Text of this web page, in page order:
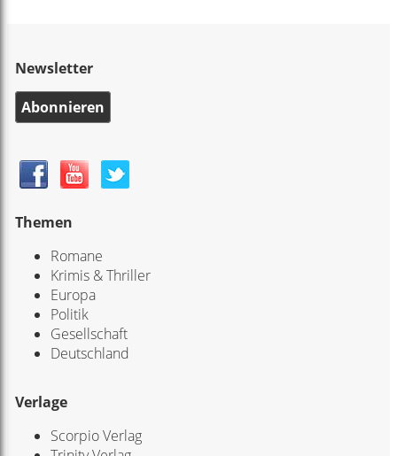
Newsletter
Abonnieren
Themen
Romane
Krimis & Thriller
Europa
Politik
Gesellschaft
Deutschland
Verlage
Scorpio Verlag